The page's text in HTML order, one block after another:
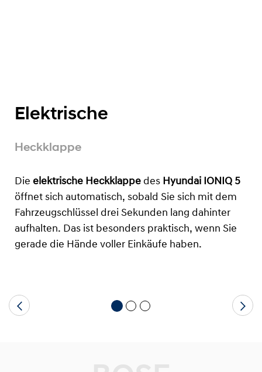
Elektrische
Heckklappe
Die elektrische Heckklappe des Hyundai IONIQ 5
öffnet sich automatisch, sobald Sie sich mit dem
Fahrzeugschlüssel drei Sekunden lang dahinter
aufhalten. Das ist besonders praktisch, wenn Sie
gerade die Hände voller Einkäufe haben.